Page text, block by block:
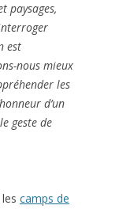
paysages,
est
nous mieux
les
d’un
geste de
camps de